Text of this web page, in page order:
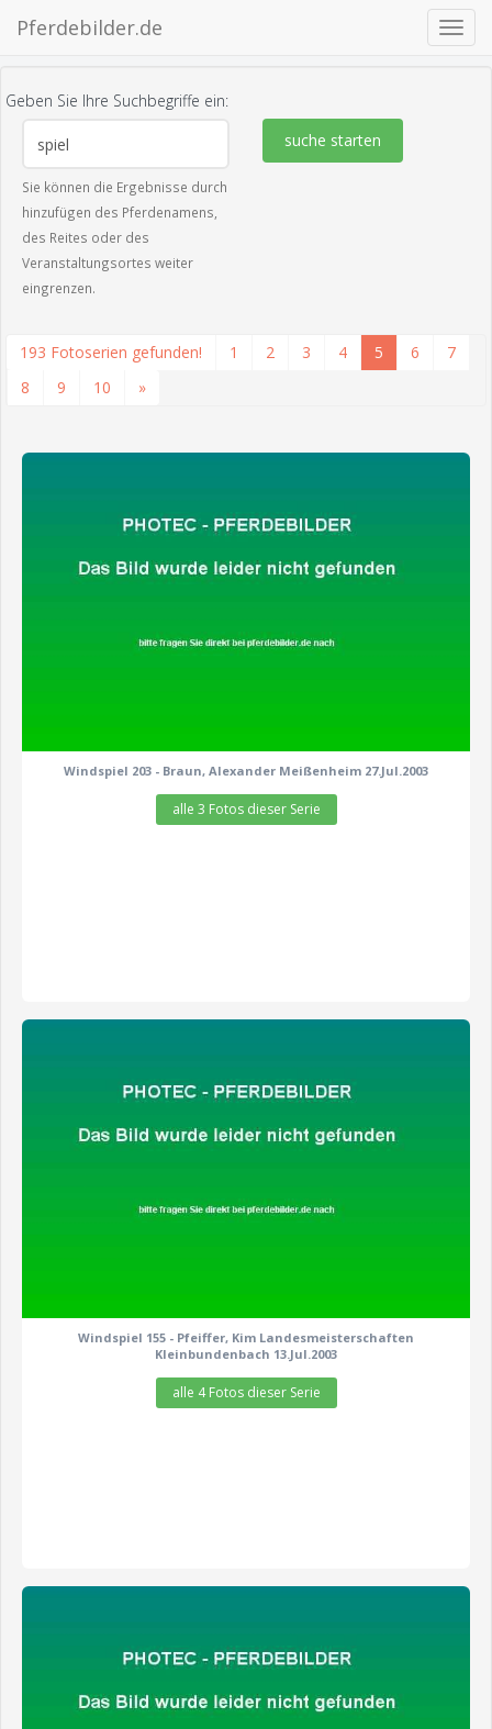
Pferdebilder.de
Geben Sie Ihre Suchbegriffe ein:
Sie können die Ergebnisse durch
hinzufügen des Pferdenamens,
des Reites oder des
Veranstaltungsortes weiter
eingrenzen.
suche starten
193 Fotoserien gefunden! 1 2 3 4 5 6
7
8
9 10 »
Windspiel 203 - Braun, Alexander Meißenheim 27.Jul.2003
alle 3 Fotos dieser Serie
Windspiel 155 - Pfeiffer, Kim Landesmeisterschaften
Kleinbundenbach 13.Jul.2003
alle 4 Fotos dieser Serie